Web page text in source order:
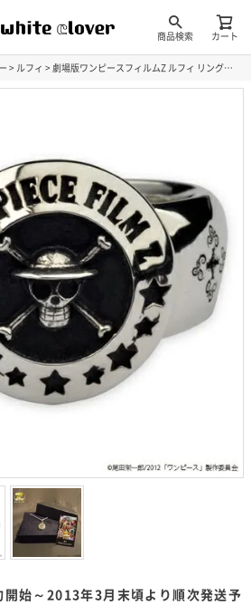
商品検索 カート
ルフィ 劇場版ワンピースフィルムZ ルフィ リング AROZR-0001
開始～2013年3月末頃より順次発送予